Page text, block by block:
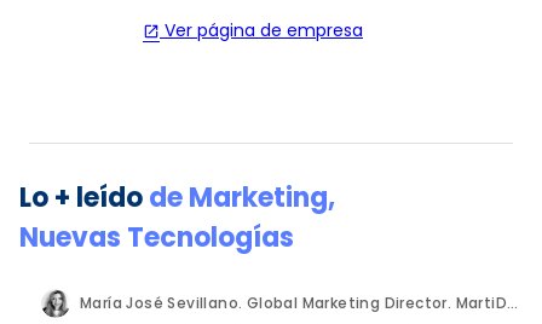
open_in_new Ver página de empresa
Lo + leídodeMarketing,
Nuevas Tecnologías
María José Sevillano. Global Marketing Director. MartiDerm.